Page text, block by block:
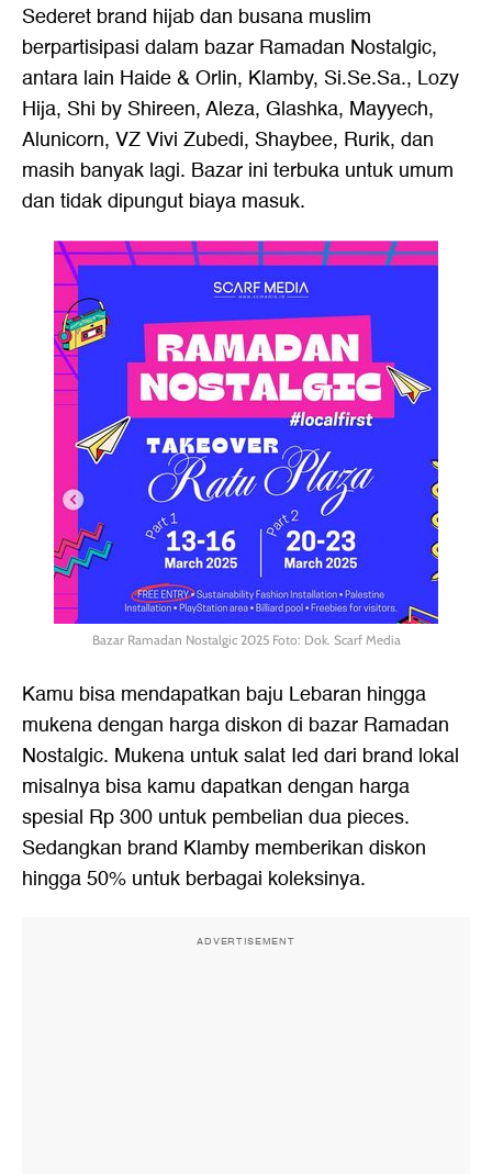
Sederet brand hijab dan busana muslim
berpartisipasi dalam bazar Ramadan Nostalgic,
antara lain Haide & Orlin, Klamby, Si.Se.Sa., Lozy
Hija, Shi by Shireen, Aleza, Glashka, Mayyech,
Alunicorn, VZ Vivi Zubedi, Shaybee, Rurik, dan
masih banyak lagi. Bazar ini terbuka untuk umum
dan tidak dipungut biaya masuk.
Bazar Ramadan Nostalgic 2025 Foto: Dok. Scarf Media
Kamu bisa mendapatkan baju Lebaran hingga
mukena dengan harga diskon di bazar Ramadan
Nostalgic. Mukena untuk salat Ied dari brand lokal
misalnya bisa kamu dapatkan dengan harga
spesial Rp 300 untuk pembelian dua pieces.
Sedangkan brand Klamby memberikan diskon
hingga 50% untuk berbagai koleksinya.
ADVERTISEMENT